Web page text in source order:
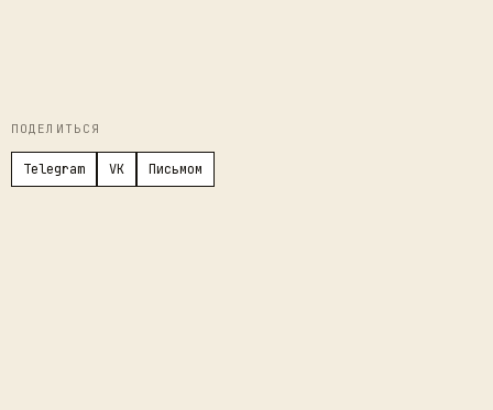
ПОДЕЛИТЬСЯ
Telegram VK Письмом